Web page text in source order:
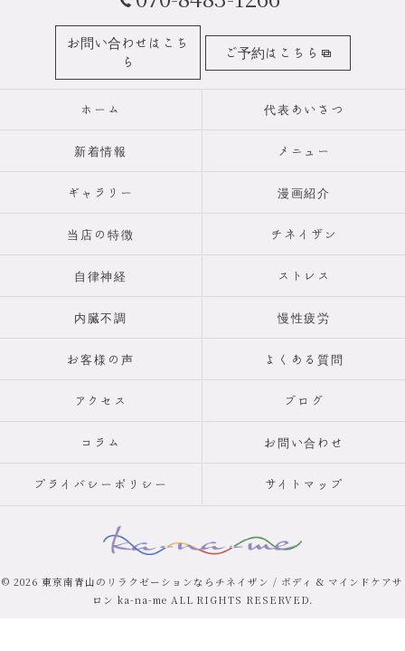
お問い合わせはこち
ら
ご予約はこちら
ホーム 代表あいさつ
新着情報 メニュー
ギャラリー 漫画紹介
当店の特徴 チネイザン
自律神経 ストレス
内臓不調 慢性疲労
お客様の声 よくある質問
アクセス ブログ
コラム お問い合わせ
プライバシーポリシー サイトマップ
© 2026 東京南青山のリラクゼーションならチネイザン / ボディ & マインドケアサ
ロン ka-na-me ALL RIGHTS RESERVED.